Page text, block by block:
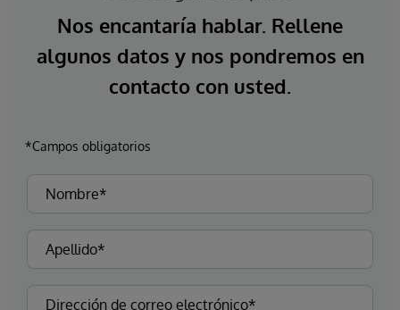
Nos encantaría hablar. Rellene
algunos datos y nos pondremos en
contacto con usted.
*Campos obligatorios